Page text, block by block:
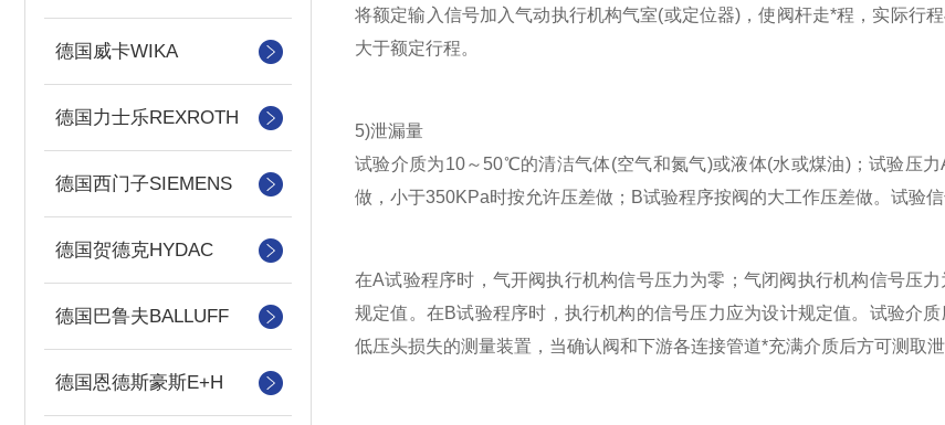
德国威卡WIKA
德国力士乐REXROTH
德国西门子SIEMENS
德国贺德克HYDAC
德国巴鲁夫BALLUFF
德国恩德斯豪斯E+H
将额定输入信号加入气动执行机构气室(或定位器)，使阀杆走*程，实际行
大于额定行程。
5)泄漏量
试验介质为10～50℃的清洁气体(空气和氮气)或液体(水或煤油)；试验压
做，小于350KPa时按允许压差做；B试验程序按阀的大工作压差做。试验
在A试验程序时，气开阀执行机构信号压力为零；气闭阀执行机构信号压
规定值。在B试验程序时，执行机构的信号压力应为设计规定值。试验介
低压头损失的测量装置，当确认阀和下游各连接管道*充满介质后方可测取泄